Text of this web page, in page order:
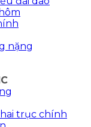
nặng
trục chính